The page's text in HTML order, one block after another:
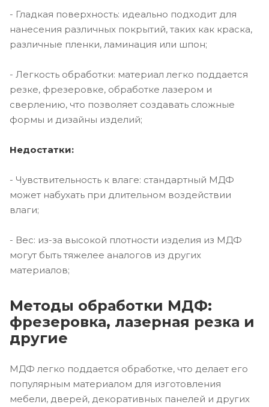
- Гладкая поверхность: идеально подходит для
нанесения различных покрытий, таких как краска,
различные пленки, ламинация или шпон;
- Легкость обработки: материал легко поддается
резке, фрезеровке, обработке лазером и
сверлению, что позволяет создавать сложные
формы и дизайны изделий;
Недостатки:
- Чувствительность к влаге: стандартный МДФ
может набухать при длительном воздействии
влаги;
- Вес: из-за высокой плотности изделия из МДФ
могут быть тяжелее аналогов из других
материалов;
Методы обработки МДФ:
фрезеровка, лазерная резка и
другие
МДФ легко поддается обработке, что делает его
популярным материалом для изготовления
мебели, дверей, декоративных панелей и других